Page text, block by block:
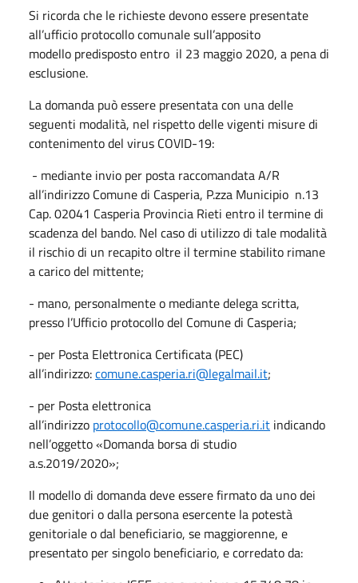
Si ricorda che le richieste devono essere presentate
all’ufficio protocollo comunale sull’apposito
modello predisposto entro il 23 maggio 2020, a pena di
esclusione.
La domanda può essere presentata con una delle
seguenti modalità, nel rispetto delle vigenti misure di
contenimento del virus COVID-19:
- mediante invio per posta raccomandata A/R
all’indirizzo Comune di Casperia, P.zza Municipio n.13
Cap. 02041 Casperia Provincia Rieti entro il termine di
scadenza del bando. Nel caso di utilizzo di tale modalità
il rischio di un recapito oltre il termine stabilito rimane
a carico del mittente;
- mano, personalmente o mediante delega scritta,
presso l’Ufficio protocollo del Comune di Casperia;
- per Posta Elettronica Certificata (PEC)
all’indirizzo:comune.casperia.ri@legalmail.it;
- per Posta elettronica
all’indirizzo protocollo@comune.casperia.ri.it indicando
nell’oggetto «Domanda borsa di studio
a.s.2019/2020»;
Il modello di domanda deve essere firmato da uno dei
due genitori o dalla persona esercente la potestà
genitoriale o dal beneficiario, se maggiorenne, e
presentato per singolo beneficiario, e corredato da: